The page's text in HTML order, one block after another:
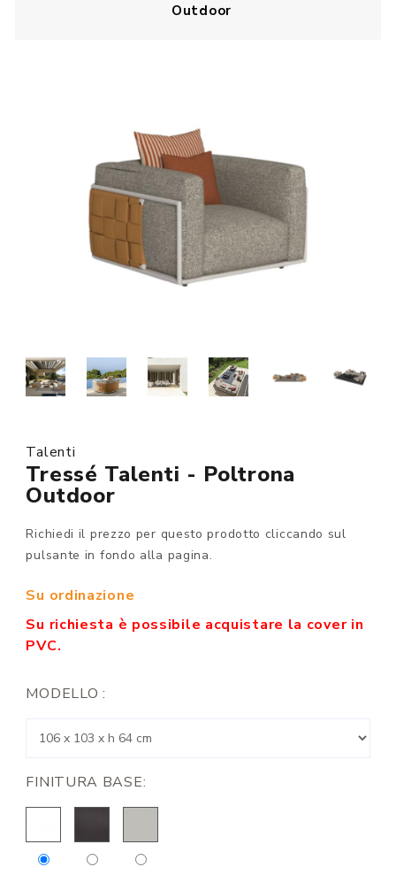
Outdoor
Talenti
Tressé Talenti - Poltrona
Outdoor
Richiedi il prezzo per questo prodotto cliccando sul
pulsante in fondo alla pagina.
Su ordinazione
Su richiesta è possibile acquistare la cover in
PVC.
MODELLO :
FINITURA BASE: